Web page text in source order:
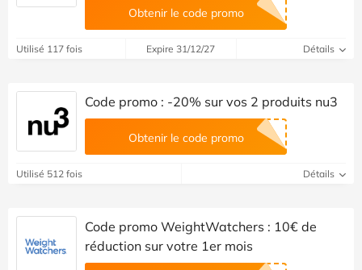
Obtenir le code promo
Utilisé 117 fois Expire 31/12/27 Détails
Code promo : -20% sur vos 2 produits nu3
Obtenir le code promo
Utilisé 512 fois Détails
Code promo WeightWatchers : 10€ de
réduction sur votre 1er mois